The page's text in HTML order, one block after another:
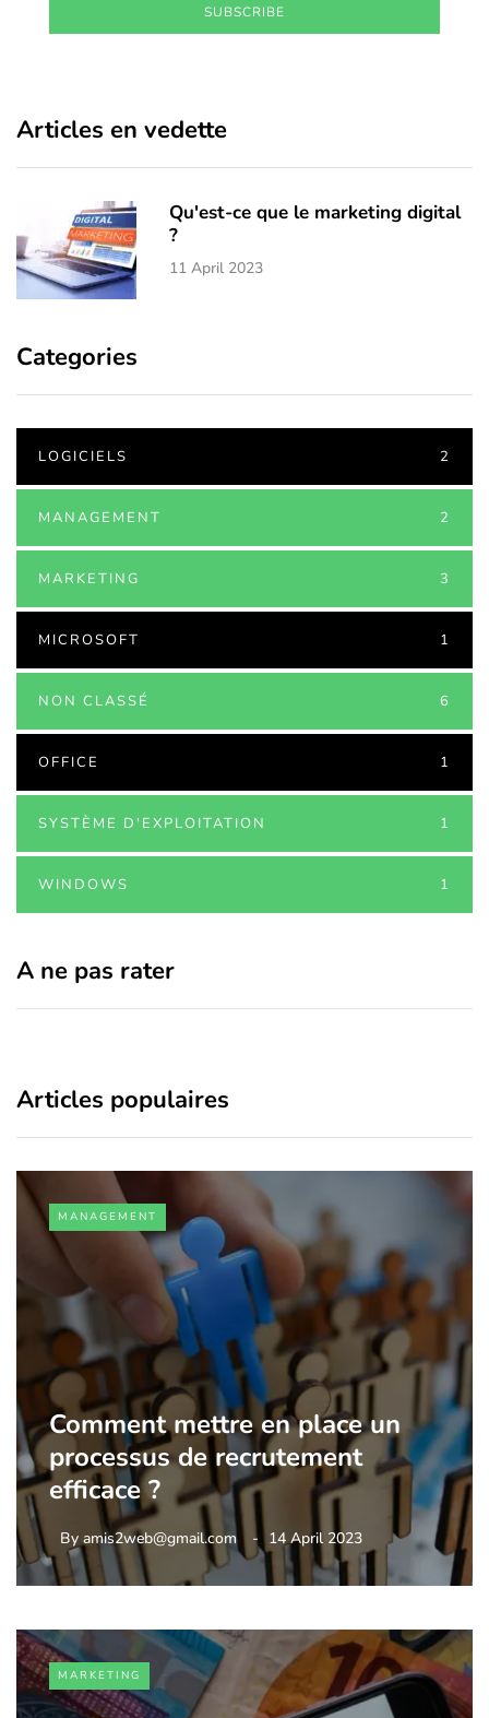
SUBSCRIBE
Articles en vedette
Qu'est-ce que le marketing digital
?
11 April 2023
Categories
LOGICIELS 2
MANAGEMENT 2
MARKETING 3
MICROSOFT 1
NON CLASSÉ 6
OFFICE 1
SYSTÈME D'EXPLOITATION 1
WINDOWS 1
A ne pas rater
Articles populaires
MANAGEMENT
Comment mettre en place un
processus de recrutement
efficace ?
By amis2web@gmail.com 14 April 2023
MARKETING